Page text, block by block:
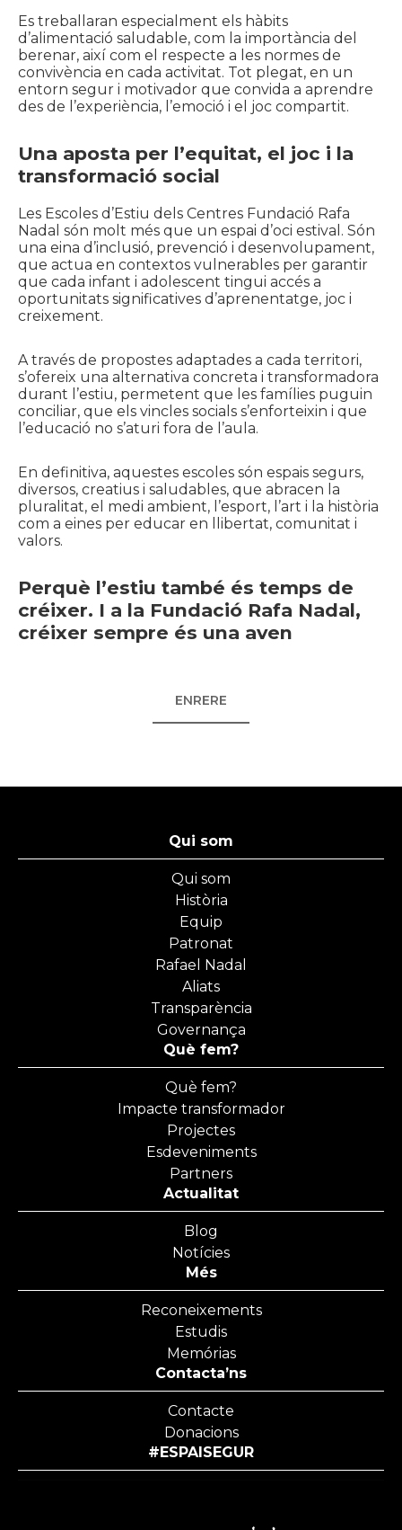
Es treballaran especialment els hàbits
d’alimentació saludable, com la importància del
berenar, així com el respecte a les normes de
convivència en cada activitat. Tot plegat, en un
entorn segur i motivador que convida a aprendre
des de l’experiència, l’emoció i el joc compartit.
Una aposta per l’equitat, el joc i la
transformació social
Les Escoles d’Estiu dels Centres Fundació Rafa
Nadal són molt més que un espai d’oci estival. Són
una eina d’inclusió, prevenció i desenvolupament,
que actua en contextos vulnerables per garantir
que cada infant i adolescent tingui accés a
oportunitats significatives d’aprenentatge, joc i
creixement.
A través de propostes adaptades a cada territori,
s’ofereix una alternativa concreta i transformadora
durant l’estiu, permetent que les famílies puguin
conciliar, que els vincles socials s’enforteixin i que
l’educació no s’aturi fora de l’aula.
En definitiva, aquestes escoles són espais segurs,
diversos, creatius i saludables, que abracen la
pluralitat, el medi ambient, l’esport, l’art i la història
com a eines per educar en llibertat, comunitat i
valors.
Perquè l’estiu també és temps de
créixer. I a la Fundació Rafa Nadal,
créixer sempre és una aven
ENRERE
Qui som
Qui som
Història
Equip
Patronat
Rafael Nadal
Aliats
Transparència
Governança
Què fem?
Què fem?
Impacte transformador
Projectes
Esdeveniments
Partners
Actualitat
Blog
Notícies
Més
Reconeixements
Estudis
Memórias
Contacta’ns
Contacte
Donacions
#ESPAISEGUR